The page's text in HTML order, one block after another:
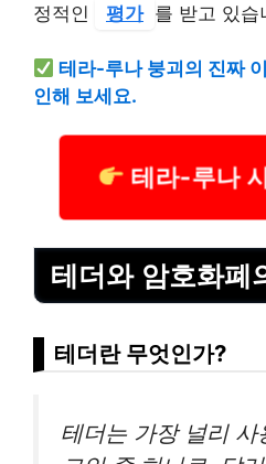
정적인
평가 를 받고 있습
테라-루나 붕괴의 진짜
인해 보세요.
테라-루나
테더와 암호화폐
테더란 무엇인가?
테더는 가장 널리 사